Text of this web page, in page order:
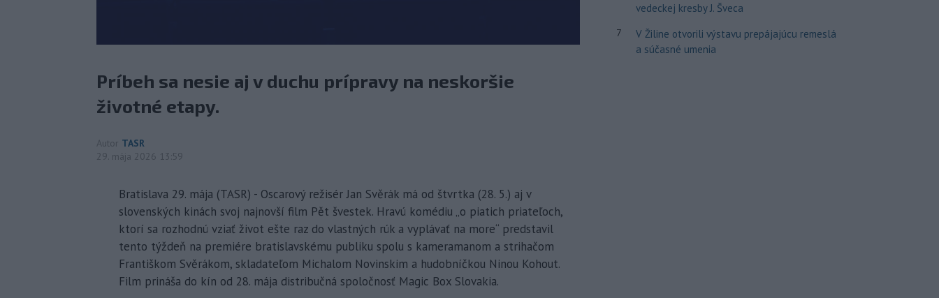
Príbeh sa nesie aj v duchu prípravy na neskoršie
životné etapy.
Autor TASR
29. mája 2026 13:59
Bratislava 29. mája (TASR) - Oscarový režisér Jan Svěrák má od štvrtka (28. 5.) aj v
slovenských kinách svoj najnovší film Pět švestek. Hravú komédiu „o piatich priateľoch,
ktorí sa rozhodnú vziať život ešte raz do vlastných rúk a vyplávať na more“ predstavil
tento týždeň na premiére bratislavskému publiku spolu s kameramanom a strihačom
Františkom Svěrákom, skladateľom Michalom Novinskim a hudobníčkou Ninou Kohout.
Film prináša do kín od 28. mája distribučná spoločnosť Magic Box Slovakia.
vedeckej kresby J. Šveca
7
V Žiline otvorili výstavu prepájajúcu remeslá
a súčasné umenia